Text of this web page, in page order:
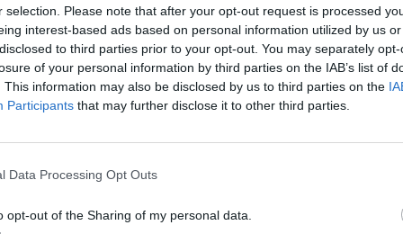
selection. Please note that after your opt-out request is processed
interest-based ads based on personal information utilized by us
to third parties prior to your opt-out. You may separately
of your personal information by third parties on the IAB’s list of
This information may also be disclosed by us to third parties on the
Participants that may further disclose it to other third parties.
Data Processing Opt Outs
opt-out of the Sharing of my personal data.
os dias 18 e 26 de julho, no Clube de Ténis
o regresso da competição ao circuito
na edição anterior, ter integrado o circuito